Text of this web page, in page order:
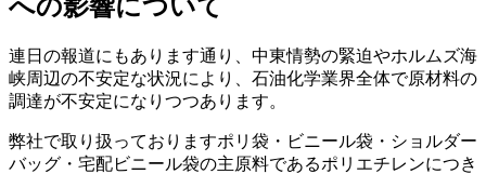
への影響について
連日の報道にもあります通り、中東情勢の緊迫やホルムズ海
峡周辺の不安定な状況により、石油化学業界全体で原材料の
調達が不安定になりつつあります。
弊社で取り扱っておりますポリ袋・ビニール袋・ショルダー
バッグ・宅配ビニール袋の主原料であるポリエチレンにつき